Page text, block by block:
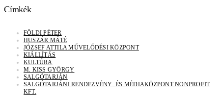
Címkék
FÖLDI PÉTER
HUSZÁR MÁTÉ
JÓZSEF ATTILA MŰVELŐDÉSI KÖZPONT
KIÁLLÍTÁS
KULTÚRA
M. KISS GYÖRGY
SALGÓTARJÁN
SALGÓTARJÁNI RENDEZVÉNY- ÉS MÉDIAKÖZPONT NONPROFIT
KFT.